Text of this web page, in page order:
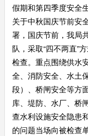
假期和第四季度安全
关于中秋国庆节前安
署，国庆节前，我局
队，采取“四不两直”
检查。重点围绕供水
全、消防安全、水土
段）、桥闸安全等方
库、堤防、水厂、桥
查水利设施安全隐患
的问题当场向被检查